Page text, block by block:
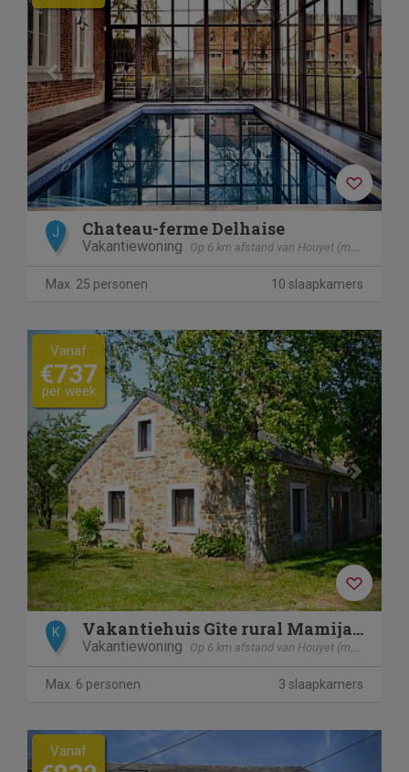
J Chateau-ferme Delhaise
Vakantiewoning Op 6 km afstand van Houyet (mesnil - Eglise)
Max. 25 personen 10 slaapkamers
Previous Next
Vanaf
€737
per week
K Vakantiehuis Gîte rural Mamijana
Vakantiewoning Op 6 km afstand van Houyet (mesnil - Eglise)
Max. 6 personen 3 slaapkamers
Previous Next
Vanaf